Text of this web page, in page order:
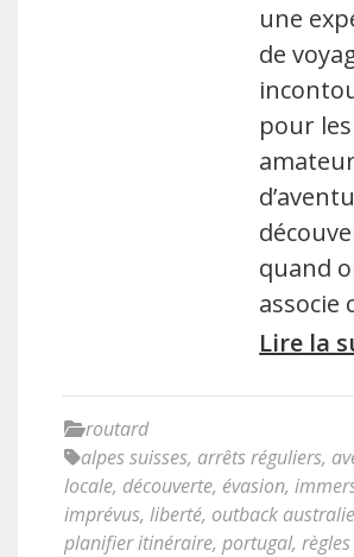
une
de
pour les
quand
associe
Lire la
routard
alpes suisses, arrêts réguliers,
locale, découverte, évasion,
imprévus, liberté, outback
planifier itinéraire, portugal,